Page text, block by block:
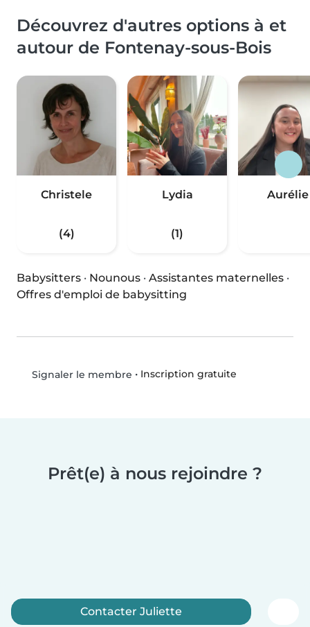
Découvrez d'autres options à et
autour de Fontenay-sous-Bois
Christele
(4)
Lydia
(1)
Aurélie
Babysitters · Nounous · Assistantes maternelles ·
Offres d'emploi de babysitting
Signaler le membre • Inscription gratuite
Prêt(e) à nous rejoindre ?
Contacter Juliette